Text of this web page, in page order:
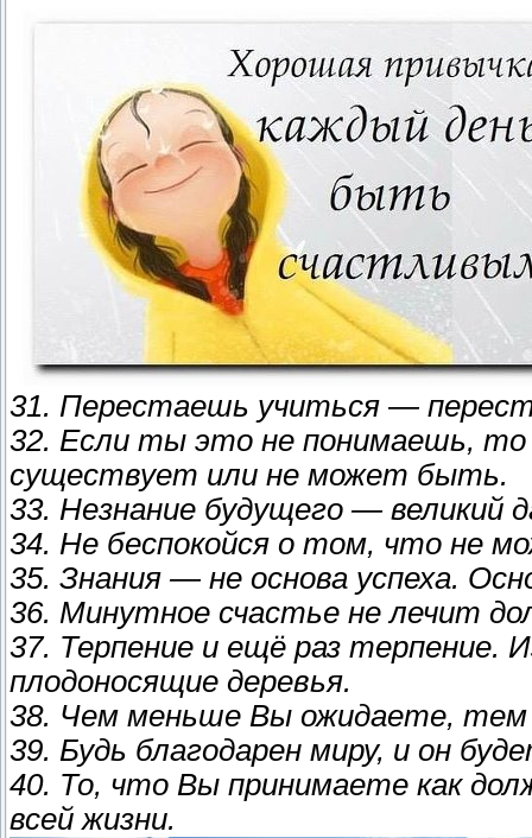
31. Перестаешь учиться —
32. Если ты это не понимаешь,
существует или не может быть.
33. Незнание будущего — великий
34. Не беспокойся о том, что не
35. Знания — не основа успеха.
36. Минутное счастье не лечит
37. Терпение и ещё раз
плодоносящие деревья.
38. Чем меньше Вы ожидаете, тем
39. Будь благодарен миру, и он
40. То, что Вы принимаете как
всей жизни.